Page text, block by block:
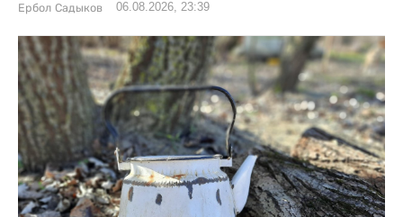
Ербол Садыков 06.08.2026, 23:39